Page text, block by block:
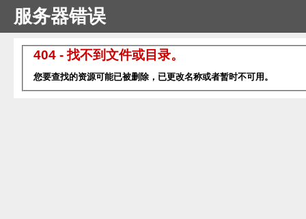
服务器错误
404 - 找不到文件或目录。
您要查找的资源可能已被删除，已更改名称或者暂时不可用。